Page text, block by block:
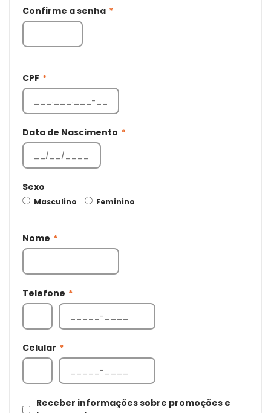
Confirme a senha *
CPF *
Data de Nascimento *
Sexo
Masculino Feminino
Nome *
Telefone *
Celular *
Receber informações sobre promoções e